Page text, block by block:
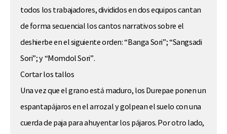
todos los trabajadores, divididos en dos equipos cantan
de forma secuencial los cantos narrativos sobre el
deshierbe en el siguiente orden: “Banga Sori”; “Sangsadi
Sori”; y “Momdol Sori”.
Cortar los tallos
Una vez que el grano está maduro, los Durepae ponen un
espantapájaros en el arrozal y golpean el suelo con una
cuerda de paja para ahuyentar los pájaros. Por otro lado,